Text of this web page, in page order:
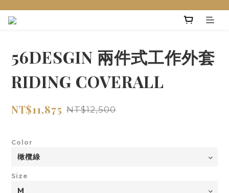
56DESGIN 兩件式工作外套
RIDING COVERALL
NT$11,875 NT$12,500
Color
Size